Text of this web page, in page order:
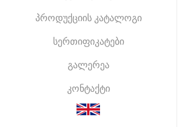
პროდუქციის კატალოგი
სერთიფიკატები
გალერეა
კონტაქტი